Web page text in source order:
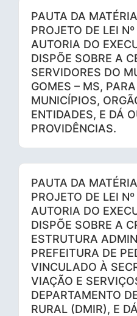
PAUTA DA
PROJETO DE LEI
AUTORIA DO
DISPÕE SOBRE A
SERVIDORES DO
GOMES – MS,
MUNICÍPIOS,
ENTIDADES, E DÁ
PROVIDÊNCIAS.
PAUTA DA
PROJETO DE LEI
AUTORIA DO
DISPÕE SOBRE A
ESTRUTURA
PREFEITURA DE
VINCULADO À
VIAÇÃO E
DEPARTAMENTO
RURAL (DMIR), E